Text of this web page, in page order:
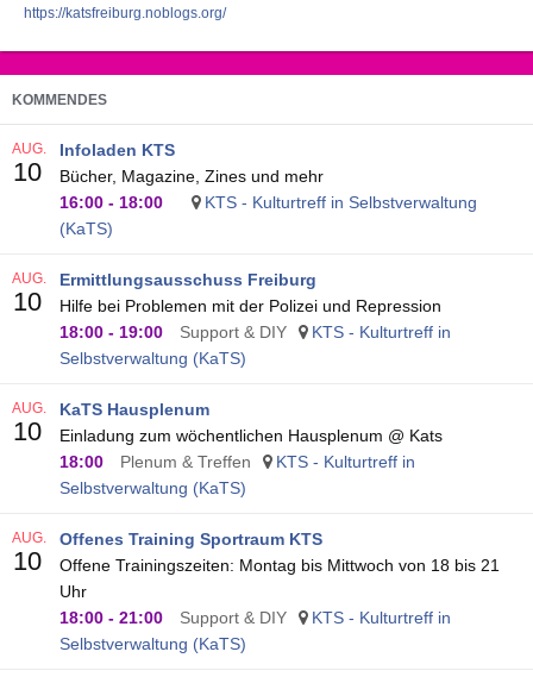
https://katsfreiburg.noblogs.org/
KOMMENDES
Infoladen KTS
Bücher, Magazine, Zines und mehr
16:00 - 18:00
KTS - Kulturtreff in Selbstverwaltung
(KaTS)
AUG.
10
Ermittlungsausschuss Freiburg
Hilfe bei Problemen mit der Polizei und Repression
18:00 - 19:00 Support & DIY
KTS - Kulturtreff in
Selbstverwaltung (KaTS)
AUG.
10
KaTS Hausplenum
Einladung zum wöchentlichen Hausplenum @ Kats
18:00
Plenum & Treffen
KTS - Kulturtreff in
Selbstverwaltung (KaTS)
AUG.
10
Offenes Training Sportraum KTS
Offene Trainingszeiten: Montag bis Mittwoch von 18 bis 21
Uhr
18:00 - 21:00 Support & DIY
KTS - Kulturtreff in
Selbstverwaltung (KaTS)
AUG.
10